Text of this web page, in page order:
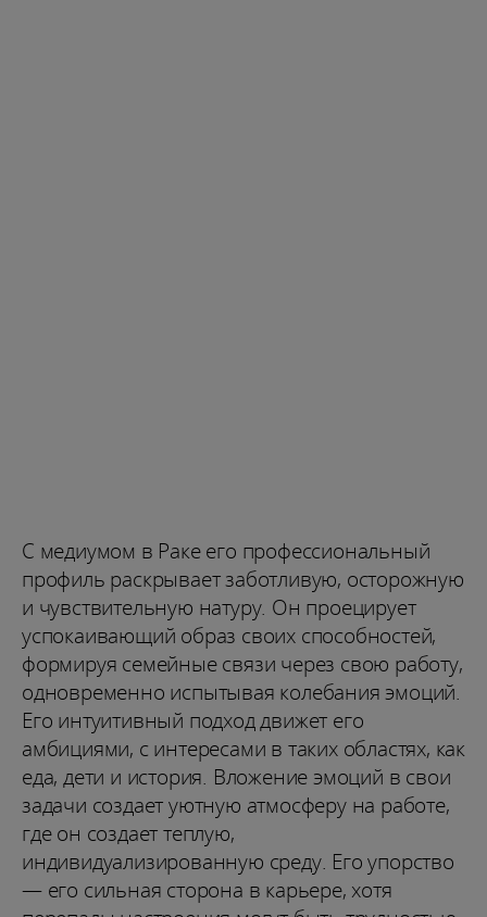
С медиумом в Раке его профессиональный
профиль раскрывает заботливую, осторожную
и чувствительную натуру. Он проецирует
успокаивающий образ своих способностей,
формируя семейные связи через свою работу,
одновременно испытывая колебания эмоций.
Его интуитивный подход движет его
амбициями, с интересами в таких областях, как
еда, дети и история. Вложение эмоций в свои
задачи создает уютную атмосферу на работе,
где он создает теплую,
индивидуализированную среду. Его упорство
— его сильная сторона в карьере, хотя